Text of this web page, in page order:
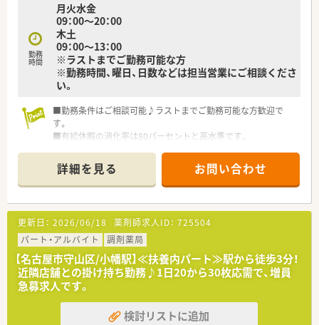
勤務
時間
月火水金
09：00～20：00
木土
09：00～13：00
※ラストまでご勤務可能な方
※勤務時間、曜日、日数などは担当営業にご相談くださ
い。
■勤務条件はご相談可能♪ラストまでご勤務可能な方歓迎で
す。
■有給休暇の消化率は80パーセントと高水準です。
詳細を見る お問い合わせ
更新日： 2026/06/18 薬剤師求人ID： 725504
パート・アルバイト
調剤薬局
【名古屋市守山区/小幡駅】≪扶養内パート≫駅から徒歩3分！
近隣店舗との掛け持ち勤務♪1日20から30枚応需で、増員
急募求人です。
検討リストに追加